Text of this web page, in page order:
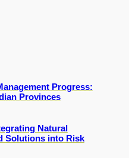
Progress:
Provinces
Natural
Solutions into Risk